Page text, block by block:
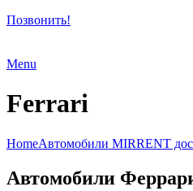
Позвонить!
Menu
Ferrari
HomeАвтомобили MIRRENT
Автомобили